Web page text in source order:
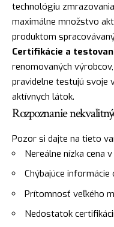
technológiu
maximálne množstvo
produktom
Certifikácie a
renomovaných
pravidelne testujú svoje
aktívnych látok.
Rozpoznanie
Pozor si dajte na tieto
Nereálne nízka cena
Chýbajúce
Prítomnosť veľkého
Nedostatok